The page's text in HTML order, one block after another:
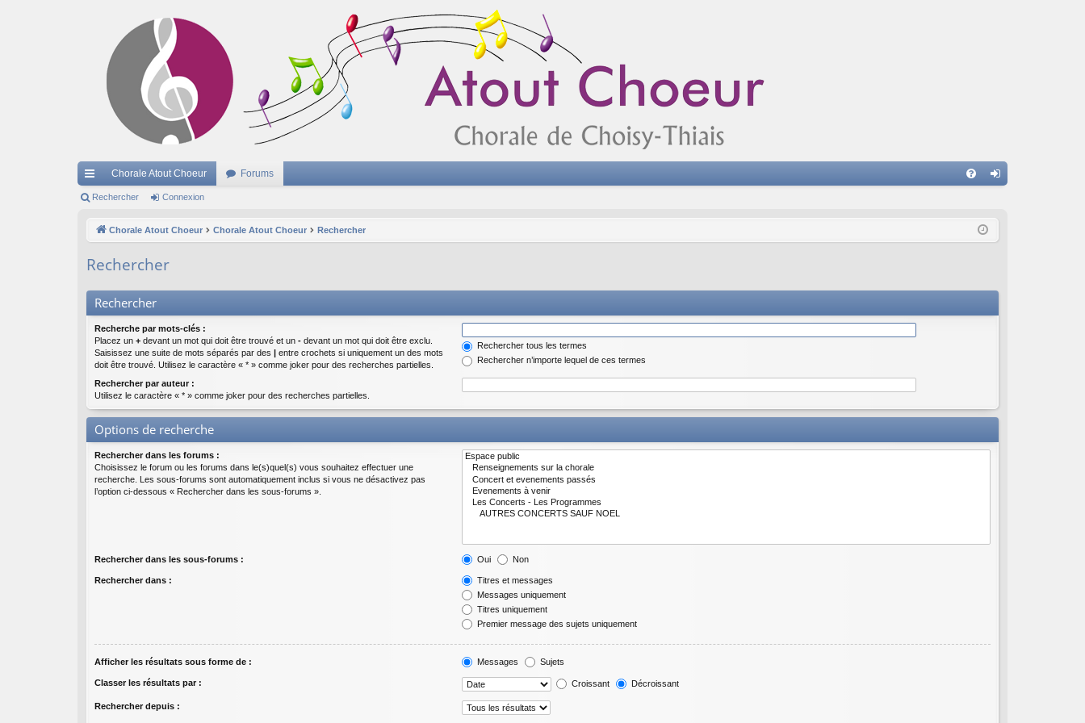
cc
pi
de
Chorale Atout Choeur Forums
ne
Rechercher Connexion
Chorale Atout Choeur Chorale Atout Choeur Rechercher
Rechercher
Rechercher
Recherche par mots-clés :
Placez un + devant un mot qui doit être trouvé et un - devant un mot qui doit être exclu.
Saisissez une suite de mots séparés par des | entre crochets si uniquement un des mots
doit être trouvé. Utilisez le caractère « * » comme joker pour des recherches partielles.
Rechercher tous les termes
Rechercher n’importe lequel de ces termes
Rechercher par auteur :
Utilisez le caractère « * » comme joker pour des recherches partielles.
Options de recherche
Rechercher dans les forums :
Choisissez le forum ou les forums dans le(s)quel(s) vous souhaitez effectuer une
recherche. Les sous-forums sont automatiquement inclus si vous ne désactivez pas
l’option ci-dessous « Rechercher dans les sous-forums ».
Rechercher dans les sous-forums : Oui Non
Rechercher dans :
Titres et messages
Messages uniquement
Titres uniquement
Premier message des sujets uniquement
Afficher les résultats sous forme de : Messages Sujets
Classer les résultats par : Croissant Décroissant
Rechercher depuis :